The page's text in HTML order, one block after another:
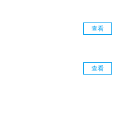
查看
查看